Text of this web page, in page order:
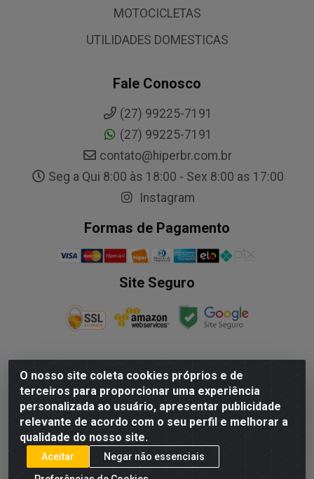
O nosso site coleta cookies próprios e de
terceiros para proporcionar uma experiência
personalizada ao usuário, apresentar publicidade
relevante de acordo com o seu perfil e melhorar a
qualidade do nosso site.
Aceitar
Negar não essenciais
MOTOCICLETAS
UTILIDADES DOMESTICAS
Fale Conosco
(27) 99225-7191
(27) 99225-7191
contato@hiperbr.com.br
Seg a Qui 8:00 às 18:00 - Sex 8:00 as 17:00
Instagram
Formas de Pagamento
Site Seguro
NALESSO DISTRIBUIDORA DE AUTO PECAS LTDA - Rua
Paulo Afonso, nº10 Galpão 03 SL 1 - Alecrim - Vila
Velha/ES - CEP 29.118-033 - CNPJ: 29.722.419/0003-09